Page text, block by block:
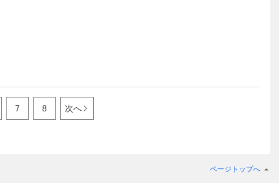
7 8 次へ
ページトップへ